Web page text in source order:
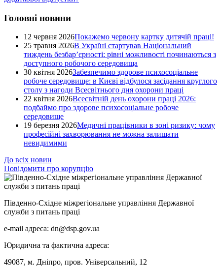
Головні новини
12 червня 2026Покажемо червону картку дитячій праці!
25 травня 2026В Україні стартував Національний
тиждень безбар’єрності: рівні можливості починаються з
доступного робочого середовища
30 квітня 2026Забезпечимо здорове психосоціальне
робоче середовище: в Києві відбулося засідання круглого
столу з нагоди Всесвітнього дня охорони праці
22 квітня 2026Всесвітній день охорони праці 2026:
подбаймо про здорове психосоціальне робоче
середовище
19 березня 2026Медичні працівники в зоні ризику: чому
професійні захворювання не можна залишати
невидимими
До всіх новин
Повідомити про корупцію
Південно-Східне міжрегіональне управління Державної
служби з питань праці
e-mail адреса: dn@dsp.gov.ua
Юридична та фактична адреса:
49087, м. Дніпро, пров. Універсальний, 12